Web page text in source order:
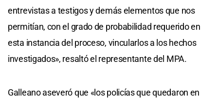
entrevistas a testigos y demás elementos que nos
permitían, con el grado de probabilidad requerido en
esta instancia del proceso, vincularlos a los hechos
investigados», resaltó el representante del MPA.
Galleano aseveró que «los policías que quedaron en